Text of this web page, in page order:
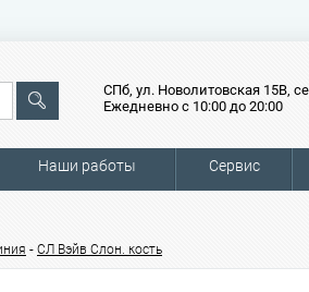
СПб, ул. Новолитовская 15В,
Ежедневно с 10:00 до 20:00
Наши работы Сервис
- СЛ Вэйв Слон. кость